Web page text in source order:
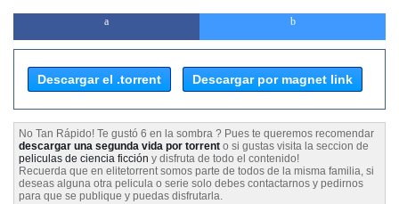
Descargar el .torrent Descargar por magnet link
No Tan Rápido! Te gustó 6 en la sombra ? Pues te queremos recomendar
descargar una segunda vida por torrent o si gustas visita la seccion de
peliculas de ciencia ficción y disfruta de todo el contenido!
Recuerda que en elitetorrent somos parte de todos de la misma familia, si
deseas alguna otra pelicula o serie solo debes contactarnos y pedirnos
para que se publique y puedas disfrutarla.